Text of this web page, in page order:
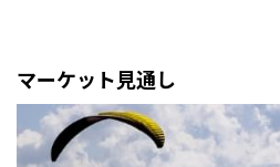
マーケット見通し